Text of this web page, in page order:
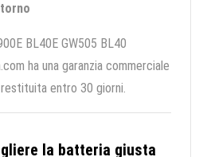
BL40E GW505 BL40
ha una garanzia commerciale
entro 30 giorni.
la batteria giusta